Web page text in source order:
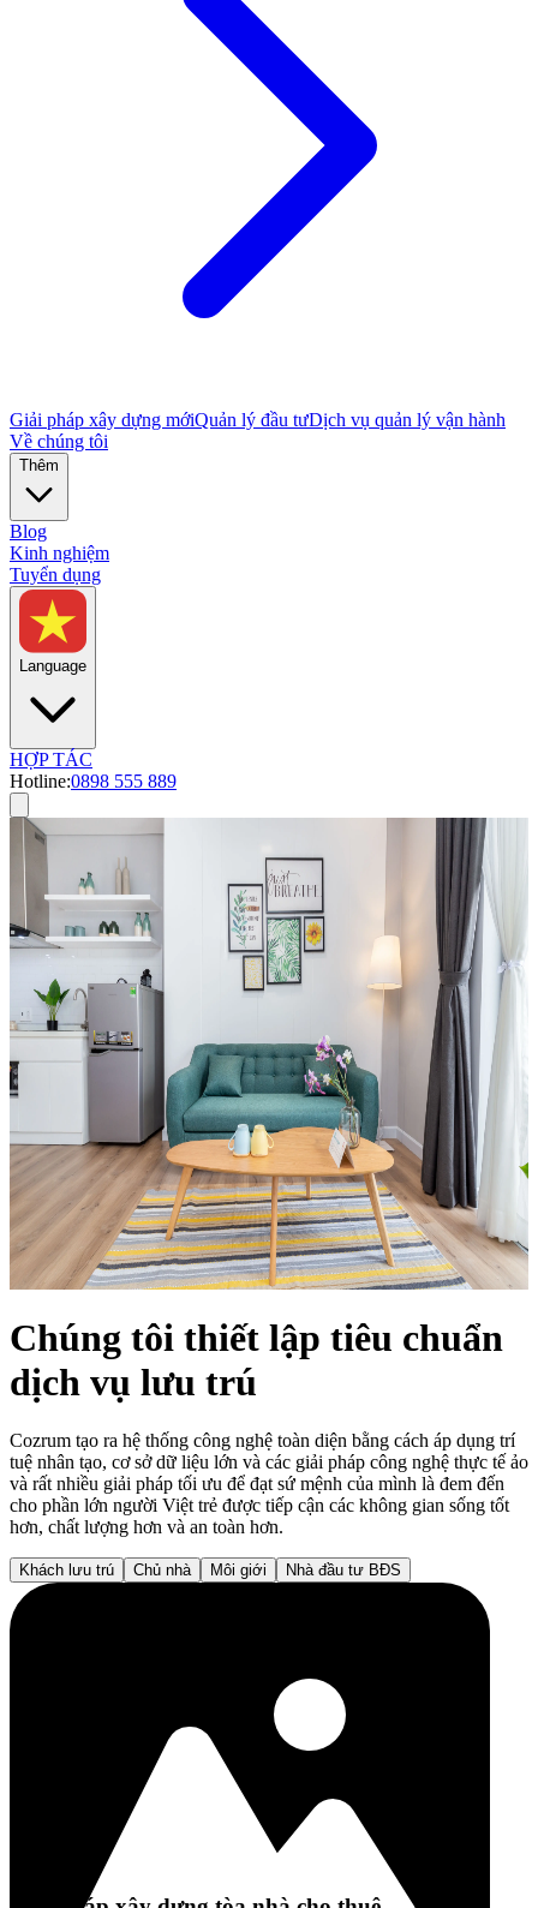
Giải pháp xây dựng mớiQuản lý đầu tưDịch vụ quản lý vận hành
Về chúng tôi
Thêm
Blog
Kinh nghiệm
Tuyển dụng
Language
HỢP TÁC
Hotline:0898 555 889
Chúng tôi thiết lập tiêu chuẩn
dịch vụ lưu trú
Cozrum tạo ra hệ thống công nghệ toàn diện bằng cách áp dụng trí
tuệ nhân tạo, cơ sở dữ liệu lớn và các giải pháp công nghệ thực tế ảo
và rất nhiều giải pháp tối ưu để đạt sứ mệnh của mình là đem đến
cho phần lớn người Việt trẻ được tiếp cận các không gian sống tốt
hơn, chất lượng hơn và an toàn hơn.
Khách lưu trú Chủ nhà Môi giới Nhà đầu tư BĐS